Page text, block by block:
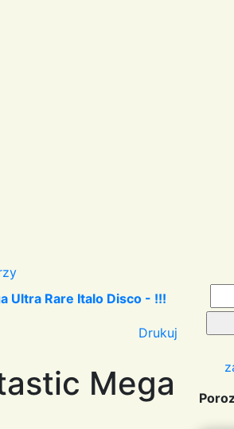
Ultra Rare Italo Disco - !!!
Drukuj
Mega